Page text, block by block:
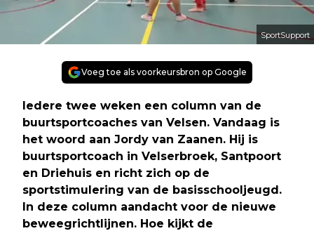
SportSupport
Voeg toe als voorkeursbron op Google
Iedere twee weken een column van de
buurtsportcoaches van Velsen. Vandaag is
het woord aan Jordy van Zaanen. Hij is
buurtsportcoach in Velserbroek, Santpoort
en Driehuis en richt zich op de
sportstimulering van de basisschooljeugd.
In deze column aandacht voor de nieuwe
beweegrichtlijnen. Hoe kijkt de